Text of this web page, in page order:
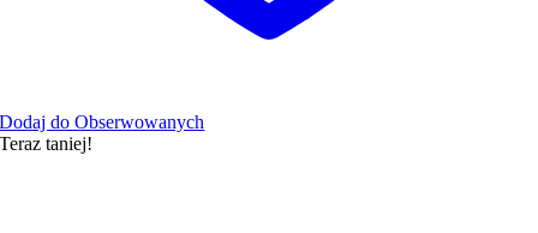
Dodaj do Obserwowanych
Teraz taniej!